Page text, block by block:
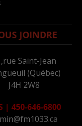
JOINDRE
Saint-Jean
(Québec)
J4H 2W8
| 450-646-6800